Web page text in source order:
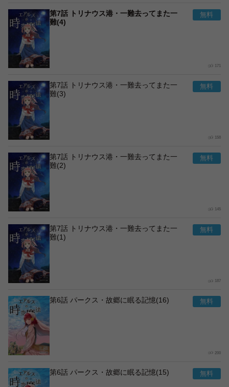
第7話 トリナウス港・一難去ってまた一
難(4)
171
第7話 トリナウス港・一難去ってまた一
難(3)
158
第7話 トリナウス港・一難去ってまた一
難(2)
145
第7話 トリナウス港・一難去ってまた一
難(1)
187
第6話 パークス・故郷に眠る記憶(16)
200
第6話 パークス・故郷に眠る記憶(15)